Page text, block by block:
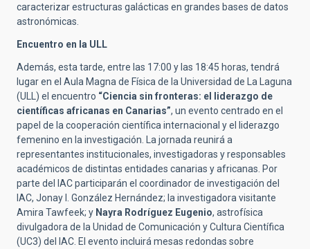
caracterizar estructuras galácticas en grandes bases de datos
astronómicas.
Encuentro en la ULL
Además, esta tarde, entre las 17:00 y las 18:45 horas, tendrá
lugar en el Aula Magna de Física de la Universidad de La Laguna
(ULL) el encuentro “Ciencia sin fronteras: el liderazgo de
científicas africanas en Canarias”, un evento centrado en el
papel de la cooperación científica internacional y el liderazgo
femenino en la investigación. La jornada reunirá a
representantes institucionales, investigadoras y responsables
académicos de distintas entidades canarias y africanas. Por
parte del IAC participarán el coordinador de investigación del
IAC, Jonay I. González Hernández; la investigadora visitante
Amira Tawfeek; y Nayra Rodríguez Eugenio, astrofísica
divulgadora de la Unidad de Comunicación y Cultura Científica
(UC3) del IAC. El evento incluirá mesas redondas sobre